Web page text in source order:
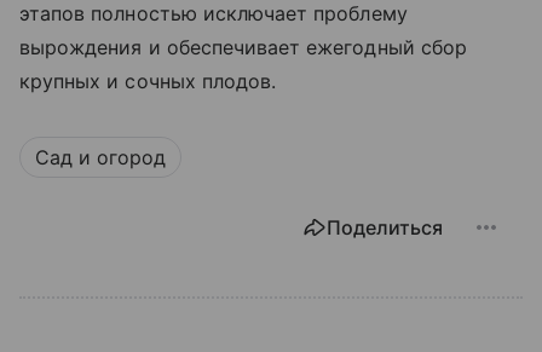
этапов полностью исключает проблему
вырождения и обеспечивает ежегодный сбор
крупных и сочных плодов.
Сад и огород
Поделиться